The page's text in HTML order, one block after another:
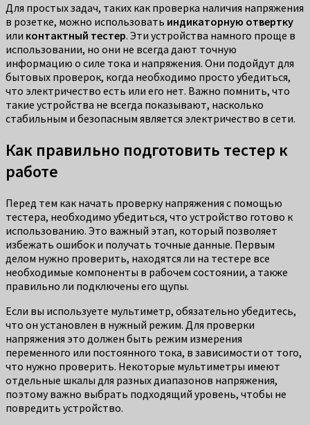
Для простых задач, таких как проверка наличия напряжения
в розетке, можно использовать индикаторную отвертку
или контактный тестер. Эти устройства намного проще в
использовании, но они не всегда дают точную
информацию о силе тока и напряжения. Они подойдут для
бытовых проверок, когда необходимо просто убедиться,
что электричество есть или его нет. Важно помнить, что
такие устройства не всегда показывают, насколько
стабильным и безопасным является электричество в сети.
Как правильно подготовить тестер к
работе
Перед тем как начать проверку напряжения с помощью
тестера, необходимо убедиться, что устройство готово к
использованию. Это важный этап, который позволяет
избежать ошибок и получать точные данные. Первым
делом нужно проверить, находятся ли на тестере все
необходимые компоненты в рабочем состоянии, а также
правильно ли подключены его щупы.
Если вы используете мультиметр, обязательно убедитесь,
что он установлен в нужный режим. Для проверки
напряжения это должен быть режим измерения
переменного или постоянного тока, в зависимости от того,
что нужно проверить. Некоторые мультиметры имеют
отдельные шкалы для разных диапазонов напряжения,
поэтому важно выбрать подходящий уровень, чтобы не
повредить устройство.